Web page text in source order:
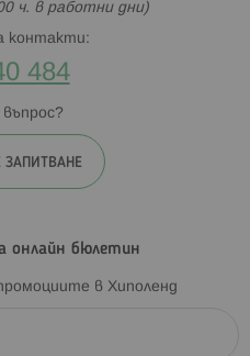
ч. в работни дни)
контакти:
484
ЗАПИТВАНЕ
онлайн бюлетин
в Хиполенд